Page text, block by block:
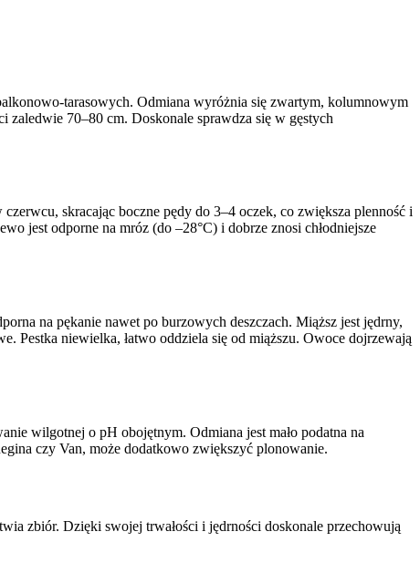
tarasowych. Odmiana wyróżnia się zwartym, kolumnowym
zaledwie 70–80 cm. Doskonale sprawdza się w gęstych
skracając boczne pędy do 3–4 oczek, co zwiększa plenność i
jest odporne na mróz (do –28°C) i dobrze znosi chłodniejsze
na pękanie nawet po burzowych deszczach. Miąższ jest jędrny,
Pestka niewielka, łatwo oddziela się od miąższu. Owoce dojrzewają
wilgotnej o pH obojętnym. Odmiana jest mało podatna na
czy Van, może dodatkowo zwiększyć plonowanie.
zbiór. Dzięki swojej trwałości i jędrności doskonale przechowują